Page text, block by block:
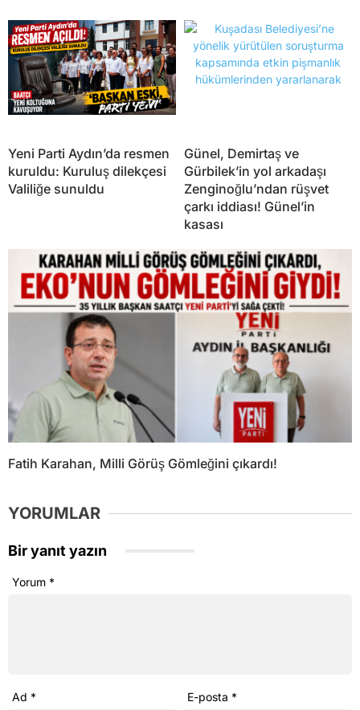
Yeni Parti Aydın’da resmen
kuruldu: Kuruluş dilekçesi
Valiliğe sunuldu
Günel, Demirtaş ve
Gürbilek’in yol arkadaşı
Zenginoğlu’ndan rüşvet
çarkı iddiası! Günel’in
kasası
Fatih Karahan, Milli Görüş Gömleğini çıkardı!
YORUMLAR
Bir yanıt yazın
Yorum *
Ad * E-posta *